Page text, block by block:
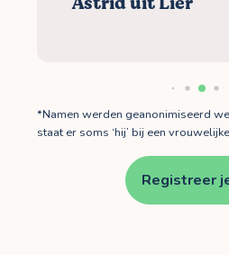
*Namen werden geanonimiseerd
staat er soms ‘hij’ bij een
Registreer